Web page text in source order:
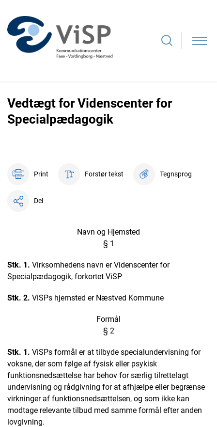
Vedtægt for Videnscenter for
Specialpædagogik
Print Forstør tekst Tegnsprog
Del
Navn og Hjemsted
§ 1
Stk. 1. Virksomhedens navn er Videnscenter for
Specialpædagogik, forkortet ViSP
Stk. 2. ViSPs hjemsted er Næstved Kommune
Formål
§ 2
Stk. 1. ViSPs formål er at tilbyde specialundervisning for
voksne, der som følge af fysisk eller psykisk
funktionsnedsættelse har behov for særlig tilrettelagt
undervisning og rådgivning for at afhjælpe eller begrænse
virkninger af funktionsnedsættelsen, og som ikke kan
modtage relevante tilbud med samme formål efter anden
lovgivning.